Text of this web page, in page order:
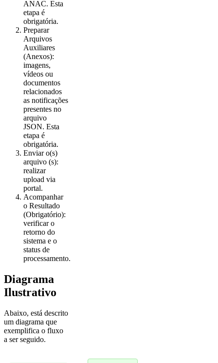
ANAC. Esta
etapa é
obrigatória.
Preparar
Arquivos
Auxiliares
(Anexos):
imagens,
vídeos ou
documentos
relacionados
as notificações
presentes no
arquivo
JSON. Esta
etapa é
obrigatória.
Enviar o(s)
arquivo (s):
realizar
upload via
portal.
Acompanhar
o Resultado
(Obrigatório):
verificar o
retorno do
sistema e o
status de
processamento.
Diagrama
Ilustrativo
Abaixo, está descrito
um diagrama que
exemplifica o fluxo
a ser seguido.